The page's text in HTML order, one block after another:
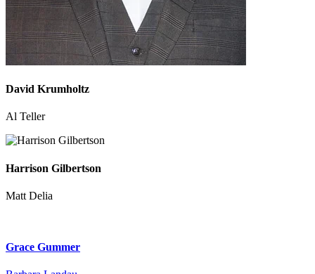
David Krumholtz
Al Teller
Harrison Gilbertson
Matt Delia
Grace Gummer